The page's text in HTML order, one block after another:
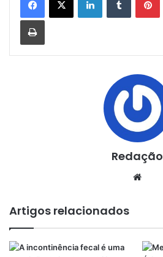
Imprimir
Redação
Artigos relacionados